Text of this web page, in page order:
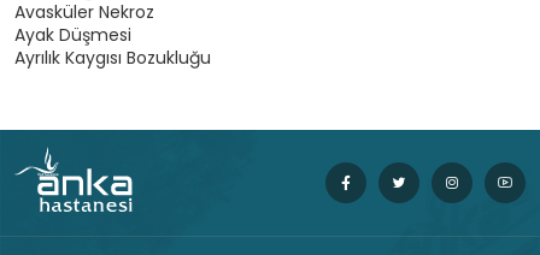
Avasküler Nekroz
Ayak Düşmesi
Ayrılık Kaygısı Bozukluğu